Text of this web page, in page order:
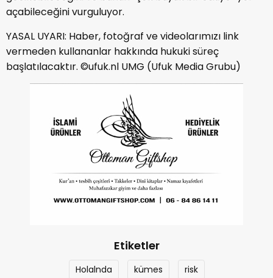
açabileceğini vurguluyor.
YASAL UYARI: Haber, fotoğraf ve videolarımızı link
vermeden kullananlar hakkında hukuki süreç
başlatılacaktır. ©ufuk.nl UMG (Ufuk Media Grubu)
Etiketler
Holalnda kümes risk